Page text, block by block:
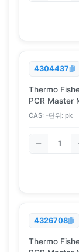
4304437
Thermo
PCR Master
CAS: -단위: pk
4326708
Thermo